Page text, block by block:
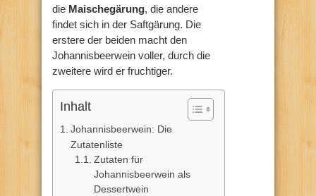
die Maischegärung, die andere
findet sich in der Saftgärung. Die
erstere der beiden macht den
Johannisbeerwein voller, durch die
zweitere wird er fruchtiger.
Inhalt
Johannisbeerwein: Die
Zutatenliste
Zutaten für
Johannisbeerwein als
Dessertwein